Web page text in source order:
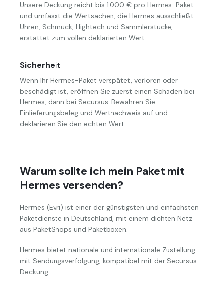
Unsere Deckung reicht bis 1.000 € pro Hermes-Paket
und umfasst die Wertsachen, die Hermes ausschließt:
Uhren, Schmuck, Hightech und Sammlerstücke,
erstattet zum vollen deklarierten Wert.
Sicherheit
Wenn Ihr Hermes-Paket verspätet, verloren oder
beschädigt ist, eröffnen Sie zuerst einen Schaden bei
Hermes, dann bei Secursus. Bewahren Sie
Einlieferungsbeleg und Wertnachweis auf und
deklarieren Sie den echten Wert.
Warum sollte ich mein Paket mit
Hermes versenden?
Hermes (Evri) ist einer der günstigsten und einfachsten
Paketdienste in Deutschland, mit einem dichten Netz
aus PaketShops und Paketboxen.
Hermes bietet nationale und internationale Zustellung
mit Sendungsverfolgung, kompatibel mit der Secursus-
Deckung.